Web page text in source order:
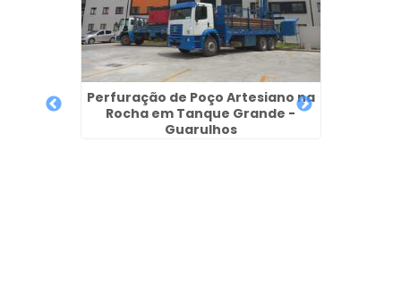
Perfuração de Poço Artesiano na
Rocha em Tanque Grande -
Guarulhos